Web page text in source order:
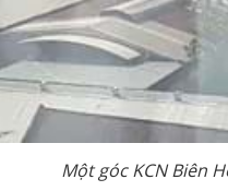
Một góc KCN Biên